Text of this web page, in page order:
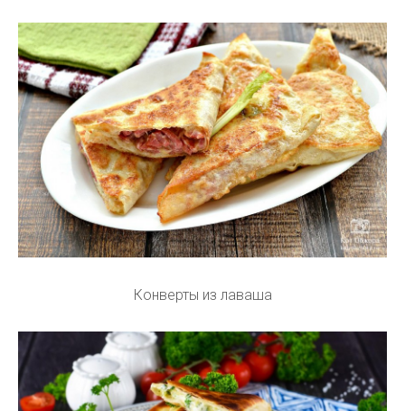
Конверты из лаваша